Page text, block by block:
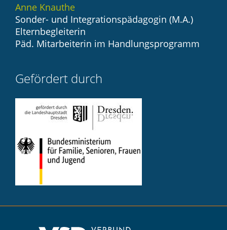
Anne Knauthe
Sonder- und Integrationspädagogin (M.A.)
Elternbegleiterin
Päd. Mitarbeiterin im Handlungsprogramm
Gefördert durch